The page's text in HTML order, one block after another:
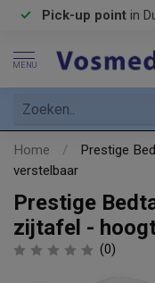
Pick-up point in
MENU
Home /
Prestige
verstelbaar
Prestige
zijtafel -
(0)